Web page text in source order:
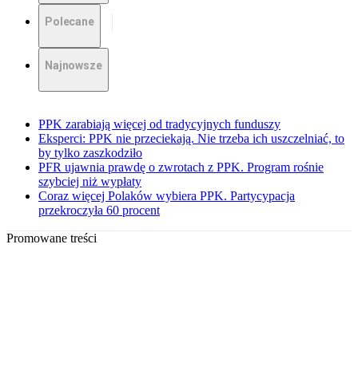
Polecane
Najnowsze
PPK zarabiają więcej od tradycyjnych funduszy
Eksperci: PPK nie przeciekają. Nie trzeba ich uszczelniać, to
by tylko zaszkodziło
PFR ujawnia prawdę o zwrotach z PPK. Program rośnie
szybciej niż wypłaty
Coraz więcej Polaków wybiera PPK. Partycypacja
przekroczyła 60 procent
Promowane treści